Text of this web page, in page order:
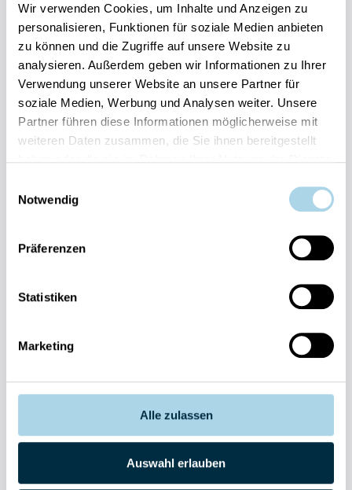
Wir verwenden Cookies, um Inhalte und Anzeigen zu
personalisieren, Funktionen für soziale Medien anbieten
zu können und die Zugriffe auf unsere Website zu
analysieren. Außerdem geben wir Informationen zu Ihrer
Verwendung unserer Website an unsere Partner für
soziale Medien, Werbung und Analysen weiter. Unsere
Partner führen diese Informationen möglicherweise mit
weiteren Daten zusammen, die Sie ihnen bereitgestellt
Notwendig
Präferenzen
Statistiken
Marketing
Alle zulassen
Auswahl erlauben
5
Herausragend
25 Bewertungen
Entdecken
4 Gäste
4.9 13 Bewertungen
Entdecken